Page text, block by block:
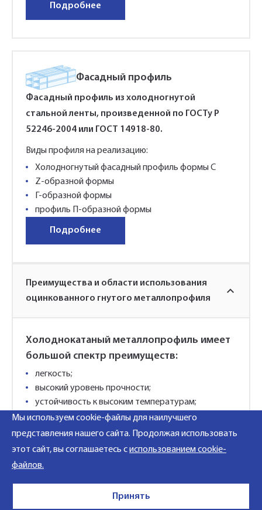
Подробнее
Фасадный профиль
Фасадный профиль из холодногнутой
стальной ленты, произведенной по ГОСТу Р
52246-2004 или ГОСТ 14918-80.
Виды профиля на реализацию:
Холодногнутый фасадный профиль формы С
Z-образной формы
Г-образной формы
профиль П-образной формы
Подробнее
Преимущества и области использования
оцинкованного гнутого металлопрофиля
Холоднокатаный металлопрофиль имеет
большой спектр преимуществ:
легкость;
высокий уровень прочности;
устойчивость к высоким температурам;
прочность при контактах с разрушающими;
атмосферными явлениями;
удобная транспортировка;
безопасность.
Мы используем cookie-файлы для наилучшего
представления нашего сайта. Продолжая использовать
этот сайт, вы соглашаетесь сиспользованием cookie-
файлов.
Принять